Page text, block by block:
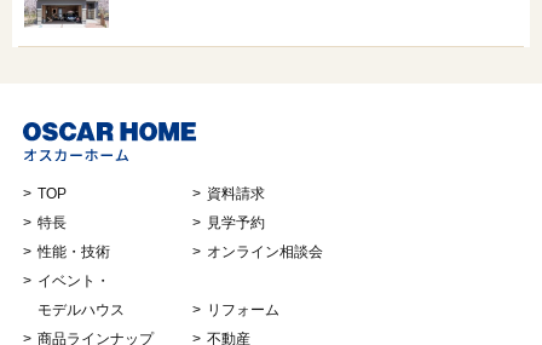
TOP
特長
性能・技術
イベント・
モデルハウス
商品ラインナップ
資料請求
見学予約
オンライン相談会
リフォーム
不動産